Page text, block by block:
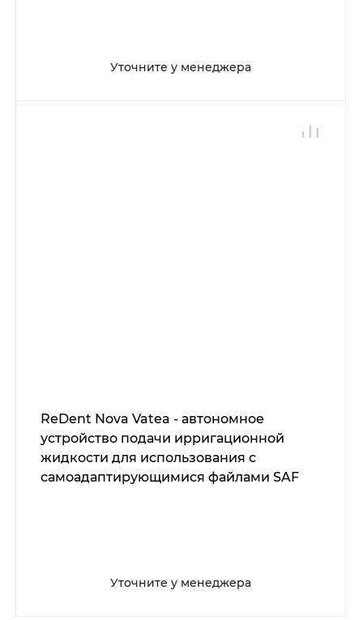
Уточните у менеджера
ReDent Nova Vatea - автономное
устройство подачи ирригационной
жидкости для использования с
самоадаптирующимися файлами SAF
Уточните у менеджера